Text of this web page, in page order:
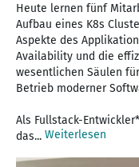
Heute lernen fünf
Aufbau eines K8s
Aspekte des
Availability und die
wesentlichen Säulen
Betrieb moderner
Als Fullstack-
das... Weiterlesen